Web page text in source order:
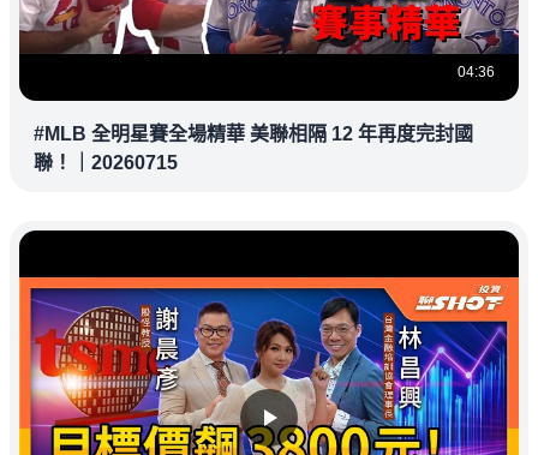
04:36
#MLB 全明星賽全場精華 美聯相隔 12 年再度完封國
聯！｜20260715